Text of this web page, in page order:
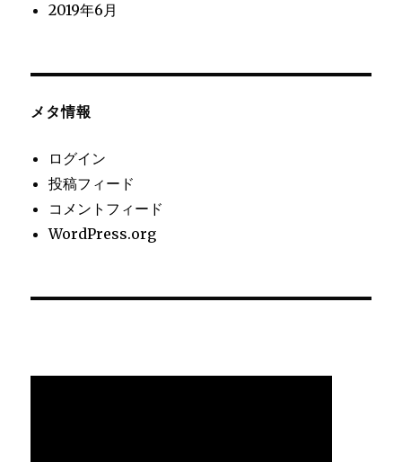
2019年6月
メタ情報
ログイン
投稿フィード
コメントフィード
WordPress.org